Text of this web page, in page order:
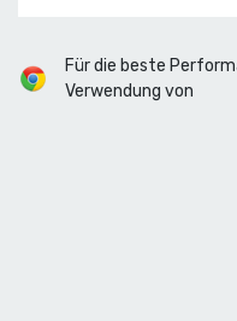
Für die beste
Verwendung von